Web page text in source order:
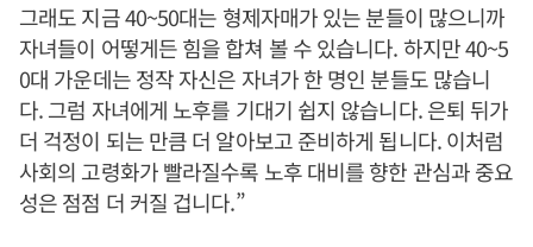
그래도 지금 40~50대는 형제자매가 있는 분들이 많으니까
자녀들이 어떻게든 힘을 합쳐 볼 수 있습니다. 하지만 40~5
0대 가운데는 정작 자신은 자녀가 한 명인 분들도 많습니
다. 그럼 자녀에게 노후를 기대기 쉽지 않습니다. 은퇴 뒤가
더 걱정이 되는 만큼 더 알아보고 준비하게 됩니다. 이처럼
사회의 고령화가 빨라질수록 노후 대비를 향한 관심과 중요
성은 점점 더 커질 겁니다.”